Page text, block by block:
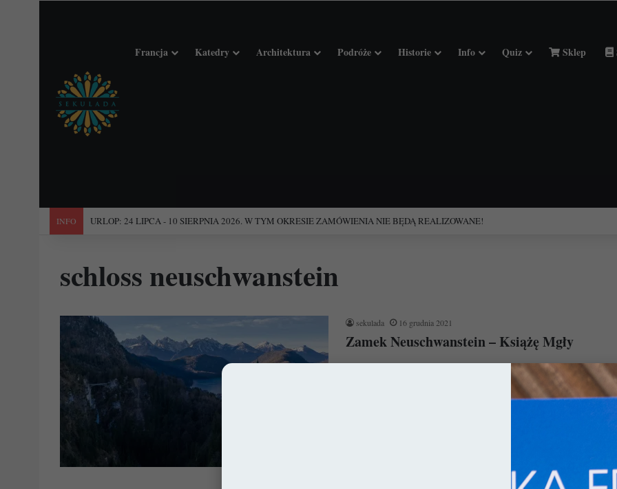
Francja Katedry Architektura Podróże Historie Info Quiz Sklep
INFO "Święta Francja". Przewodnik po 101 średniowiecznych kościołach Francji.
schloss neuschwanstein
sekulada 16 grudnia 2021
Zamek Neuschwanstein – Książę Mgły
Leżący w Alpach Bawarskich zamek Neuschwanstein to
najbardziej znany niemiecki zamek na świecie. XIX-wieczna
budowla kojarzona jest głównie z szalonym…